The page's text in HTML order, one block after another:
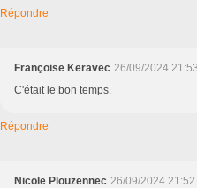
Répondre
Françoise Keravec 26/09/2024 21:53
C'était le bon temps.
Répondre
Nicole Plouzennec 26/09/2024 21:52